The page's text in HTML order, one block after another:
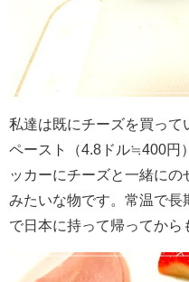
私達は既にチーズを買って
ペースト（4.8ドル≒400円
ッカーにチーズと一緒に
みたいな物です。常温で長
で日本に持って帰ってから